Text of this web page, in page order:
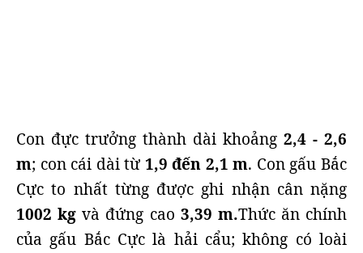
Con đực trưởng thành dài khoảng 2,4 - 2,6
m; con cái dài từ 1,9 đến 2,1 m. Con gấu Bắc
Cực to nhất từng được ghi nhận cân nặng
1002 kgvà đứng cao 3,39 m.Thức ăn chính
của gấu Bắc Cực là hải cẩu; không có loài